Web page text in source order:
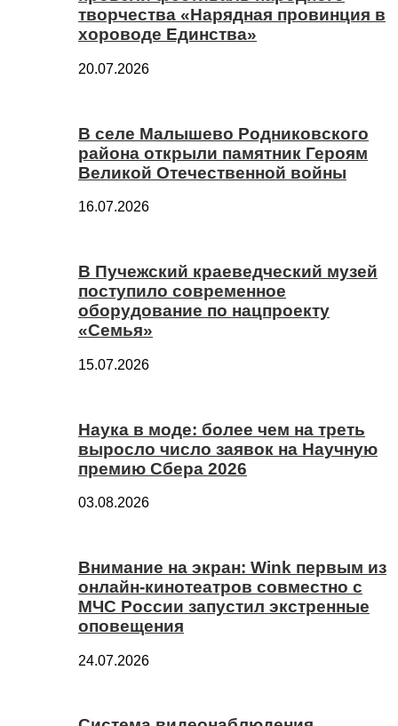
творчества «Нарядная провинция в
хороводе Единства»
20.07.2026
В селе Малышево Родниковского
района открыли памятник Героям
Великой Отечественной войны
16.07.2026
В Пучежский краеведческий музей
поступило современное
оборудование по нацпроекту
«Семья»
15.07.2026
Наука в моде: более чем на треть
выросло число заявок на Научную
премию Сбера 2026
03.08.2026
Внимание на экран: Wink первым из
онлайн-кинотеатров совместно с
МЧС России запустил экстренные
оповещения
24.07.2026